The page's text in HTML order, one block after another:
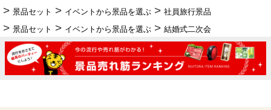
景品セット
イベントから景品を選ぶ
社員旅行景品
景品セット
イベントから景品を選ぶ 結婚式二次会